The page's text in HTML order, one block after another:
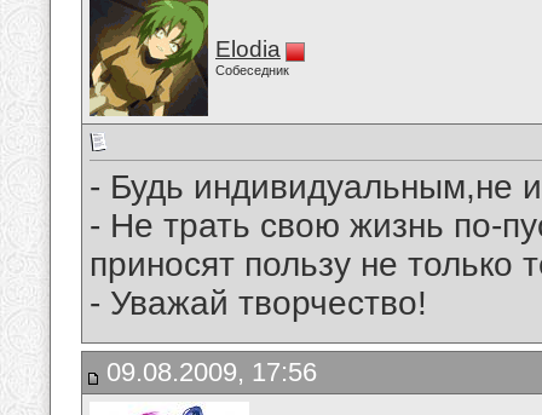
Elodia
Собеседник
- Будь индивидуальным,не
- Не трать свою жизнь по-
приносят пользу не только
- Уважай творчество!
09.08.2009, 17:56